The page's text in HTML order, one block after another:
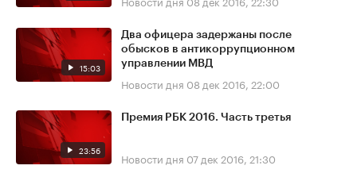
15:03
Два офицера задержаны после
обысков в антикоррупционном
управлении МВД
Новости дня 08 дек 2016, 22:00
23:56
Премия РБК 2016. Часть третья
Новости дня 07 дек 2016, 21:30